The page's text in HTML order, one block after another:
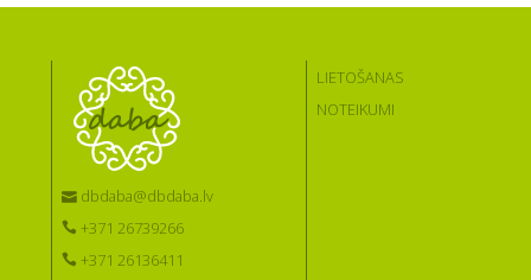
dbdaba@dbdaba.lv
+371 26739266
+371 26136411
LIETOŠANAS
NOTEIKUMI